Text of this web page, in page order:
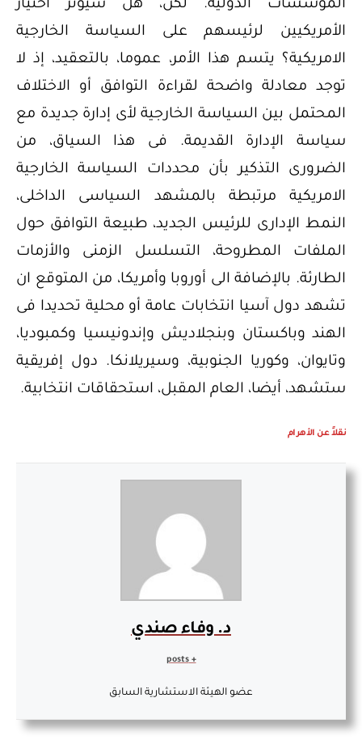
المؤسسات الدولية. لكن، هل سيؤثر اختيار
الأمريكيين لرئيسهم على السياسة الخارجية
الامريكية؟ يتسم هذا الأمر، عموما، بالتعقيد، إذ لا
توجد معادلة واضحة لقراءة التوافق أو الاختلاف
المحتمل بين السياسة الخارجية لأى إدارة جديدة مع
سياسة الإدارة القديمة. فى هذا السياق، من
الضرورى التذكير بأن محددات السياسة الخارجية
الامريكية مرتبطة بالمشهد السياسى الداخلى،
النمط الإدارى للرئيس الجديد، طبيعة التوافق حول
الملفات المطروحة، التسلسل الزمنى والأزمات
الطارئة. بالإضافة الى أوروبا وأمريكا، من المتوقع ان
تشهد دول آسيا انتخابات عامة أو محلية تحديدا فى
الهند وباكستان وبنجلاديش وإندونيسيا وكمبوديا،
وتايوان، وكوريا الجنوبية، وسيريلانكا. دول إفريقية
ستشهد، أيضا، العام المقبل، استحقاقات انتخابية.
نقلاً عن الأهرام
د. وفاء صندي
عضو الهيئة الاستشارية السابق